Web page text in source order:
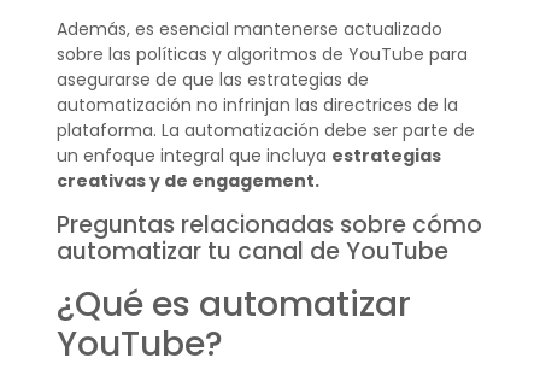
Además, es esencial mantenerse actualizado
sobre las políticas y algoritmos de YouTube para
asegurarse de que las estrategias de
automatización no infrinjan las directrices de la
plataforma. La automatización debe ser parte de
un enfoque integral que incluya estrategias
creativas y de engagement.
Preguntas relacionadas sobre cómo
automatizar tu canal de YouTube
¿Qué es automatizar
YouTube?